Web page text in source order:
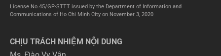
License No.45/GP-STTT issued by the Department of Information and
Communications of Ho Chi Minh City on November 3, 2020
CHỊU TRÁCH NHIỆM NỘI DUNG